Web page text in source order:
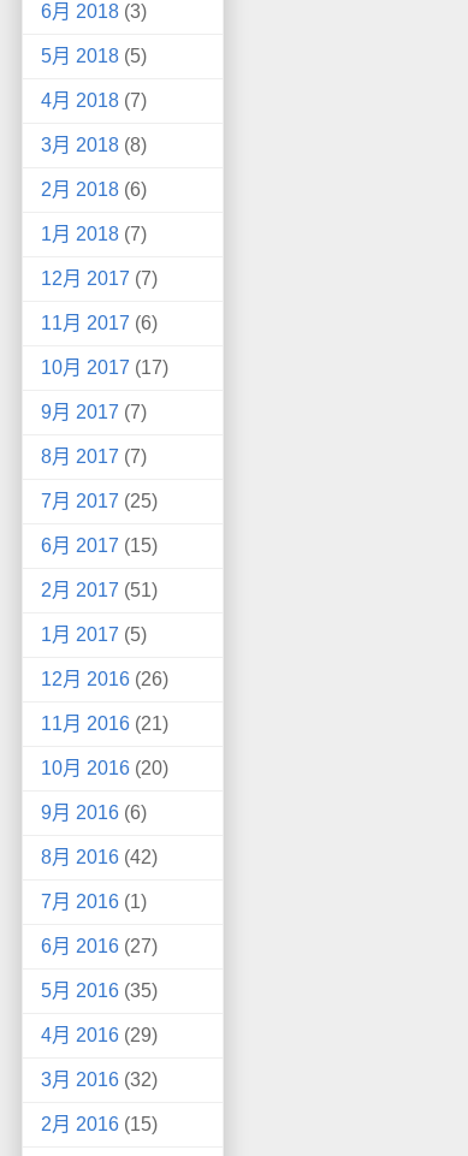
6月 2018 (3)
5月 2018 (5)
4月 2018 (7)
3月 2018 (8)
2月 2018 (6)
1月 2018 (7)
12月 2017 (7)
11月 2017 (6)
10月 2017 (17)
9月 2017 (7)
8月 2017 (7)
7月 2017 (25)
6月 2017 (15)
2月 2017 (51)
1月 2017 (5)
12月 2016 (26)
11月 2016 (21)
10月 2016 (20)
9月 2016 (6)
8月 2016 (42)
7月 2016 (1)
6月 2016 (27)
5月 2016 (35)
4月 2016 (29)
3月 2016 (32)
2月 2016 (15)